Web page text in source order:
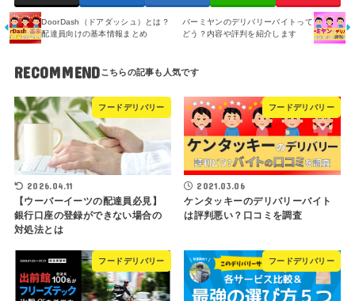
DoorDash（ドアダッシュ）とは？
配達員向けの基本情報まとめ
バーミヤンのデリバリーバイトって
どう？内容や評判を紹介します
RECOMMEND
フードデリバリー
2026.04.11
【ウーバーイーツの配達員必見】
銀行口座の登録ができない場合の
対処法とは
フードデリバリー
2021.03.06
ケンタッキーのデリバリーバイト
は評判悪い？口コミを調査
フードデリバリー フードデリバリー